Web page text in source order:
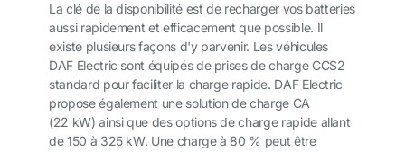
La clé de la disponibilité est de recharger vos batteries
aussi rapidement et efficacement que possible. Il
existe plusieurs façons d'y parvenir. Les véhicules
DAF Electric sont équipés de prises de charge CCS2
standard pour faciliter la charge rapide. DAF Electric
propose également une solution de charge CA
(22 kW) ainsi que des options de charge rapide allant
de 150 à 325 kW. Une charge à 80 % peut être